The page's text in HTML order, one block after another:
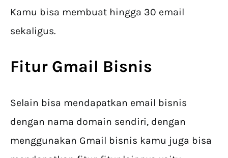
Kamu bisa membuat hingga 30 email
sekaligus.
Fitur Gmail Bisnis
Selain bisa mendapatkan email bisnis
dengan nama domain sendiri, dengan
menggunakan Gmail bisnis kamu juga bisa